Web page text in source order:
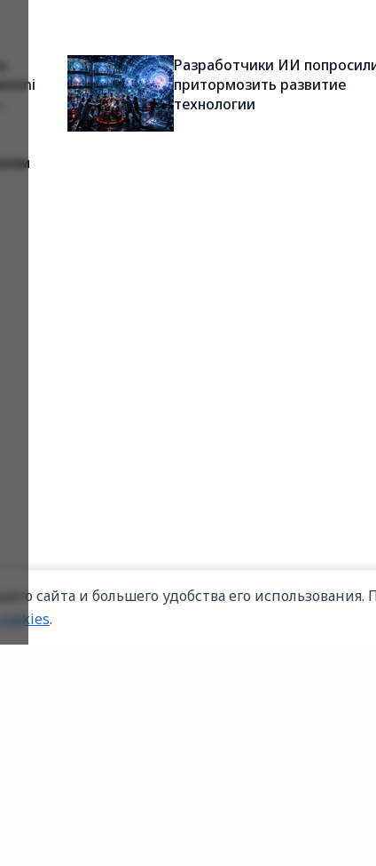
Разработчики ИИ
притормозить развитие
технологии
сайта и большего удобства его использования.
.